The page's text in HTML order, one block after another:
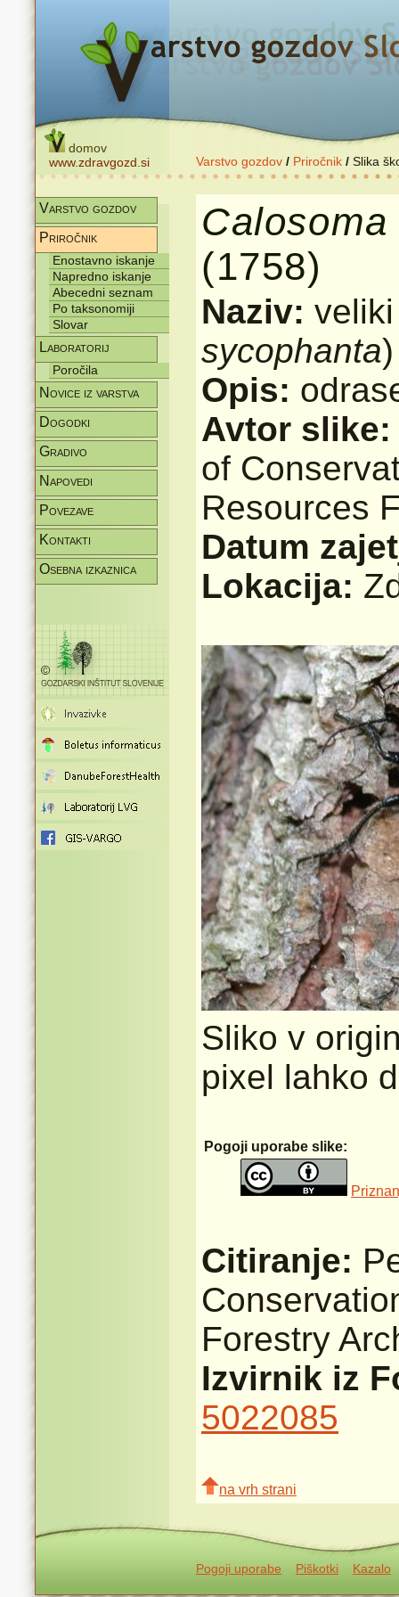
domov
www.zdravgozd.si
Varstvo gozdov / Priročnik / Slika
Varstvo gozdov
Priročnik
Enostavno iskanje
Napredno iskanje
Abecedni seznam
Po taksonomiji
Slovar
Laboratorij
Poročila
Novice iz varstva
Dogodki
Gradivo
Napovedi
Povezave
Kontakti
Osebna izkaznica
Calosoma
(1758)
Naziv:
sycophanta)
Opis:
Avtor
of
Resources
Datum
Lokacija:
Sliko v
pixel lahko
Pogoji uporabe slike:
Citiranje:
Forestry
Izvirnik iz
5022085
na vrh strani
Pogoji uporabe Piškotki Kazalo